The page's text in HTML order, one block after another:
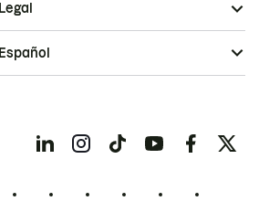
Legal
Español